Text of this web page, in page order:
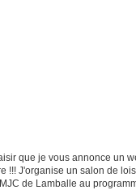
que je vous annonce un
!!! J'organise un salon de
de Lamballe au